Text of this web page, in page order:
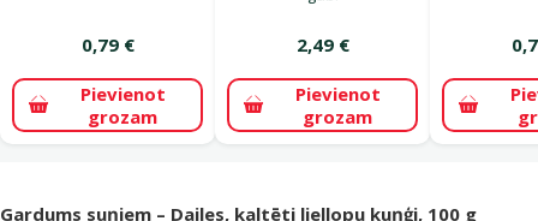
0,79 €
Pievienot
grozam
2,49 €
Pievienot
grozam
superzoo.product.detail.content
Gardums suņiem – Dailes, kaltēti liellopu kuņģi, 100 g